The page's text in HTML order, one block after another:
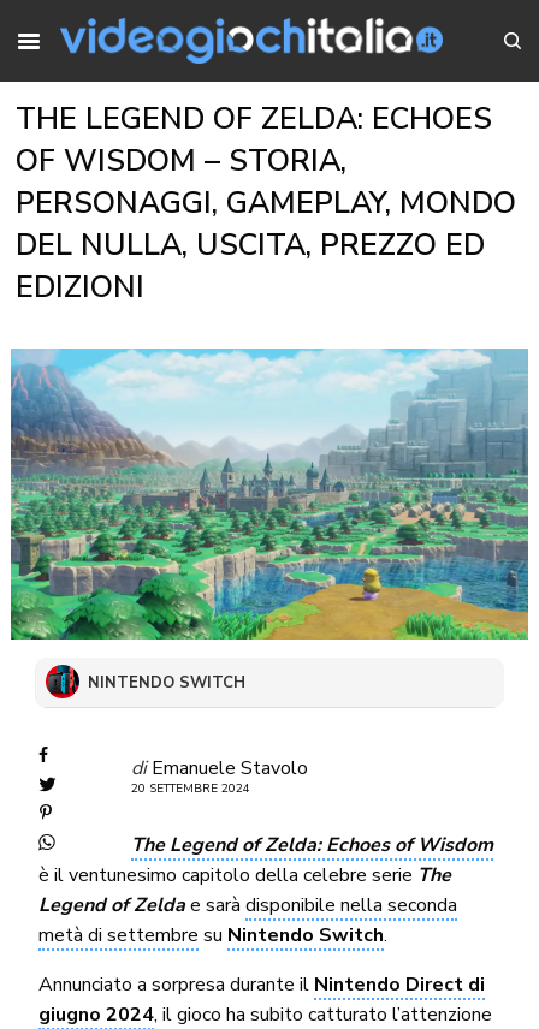
THE LEGEND OF ZELDA: ECHOES
OF WISDOM – STORIA,
PERSONAGGI, GAMEPLAY, MONDO
DEL NULLA, USCITA, PREZZO ED
EDIZIONI
NINTENDO SWITCH
di Emanuele Stavolo
20 SETTEMBRE 2024
The Legend of Zelda: Echoes of Wisdom
è il ventunesimo capitolo della celebre serie The
Legend of Zeldae saràdisponibile nella seconda
metà di settembre su Nintendo Switch.
Annunciato a sorpresa durante il Nintendo Direct di
giugno 2024, il gioco ha subito catturato l’attenzione